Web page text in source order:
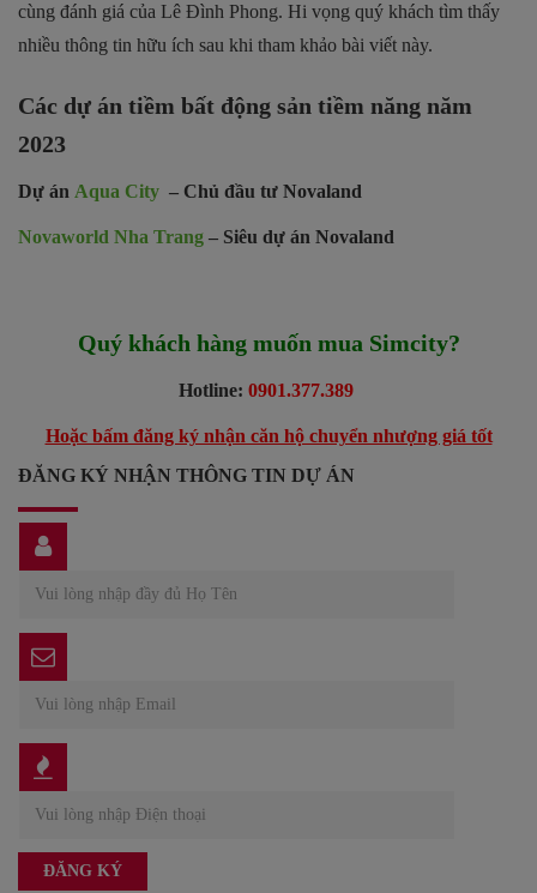
cùng đánh giá của Lê Đình Phong. Hi vọng quý khách tìm thấy
nhiều thông tin hữu ích sau khi tham khảo bài viết này.
Các dự án tiềm bất động sản tiềm năng năm
2023
Dự án Aqua City – Chủ đầu tư Novaland
Novaworld Nha Trang – Siêu dự án Novaland
Quý khách hàng muốn mua Simcity?
Hotline: 0901.377.389
Hoặc bấm đăng ký nhận căn hộ chuyển nhượng giá tốt
ĐĂNG KÝ NHẬN THÔNG TIN DỰ ÁN